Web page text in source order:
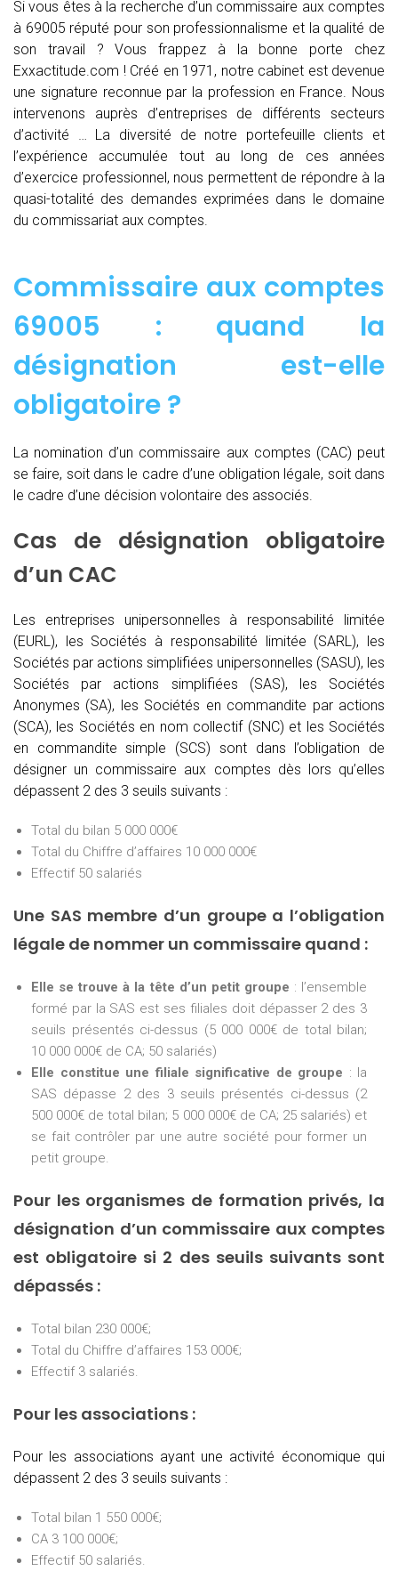
Si vous êtes à la recherche d’un commissaire aux comptes
à 69005 réputé pour son professionnalisme et la qualité de
son travail ? Vous frappez à la bonne porte chez
Exxactitude.com ! Créé en 1971, notre cabinet est devenue
une signature reconnue par la profession en France. Nous
intervenons auprès d’entreprises de différents secteurs
d’activité … La diversité de notre portefeuille clients et
l’expérience accumulée tout au long de ces années
d’exercice professionnel, nous permettent de répondre à la
quasi-totalité des demandes exprimées dans le domaine
du commissariat aux comptes.
Commissaire aux comptes
69005 : quand la
désignation est-elle
obligatoire ?
La nomination d’un commissaire aux comptes (CAC) peut
se faire, soit dans le cadre d’une obligation légale, soit dans
le cadre d’une décision volontaire des associés.
Cas de désignation obligatoire
d’un CAC
Les entreprises unipersonnelles à responsabilité limitée
(EURL), les Sociétés à responsabilité limitée (SARL), les
Sociétés par actions simplifiées unipersonnelles (SASU), les
Sociétés par actions simplifiées (SAS), les Sociétés
Anonymes (SA), les Sociétés en commandite par actions
(SCA), les Sociétés en nom collectif (SNC) et les Sociétés
en commandite simple (SCS) sont dans l’obligation de
désigner un commissaire aux comptes dès lors qu’elles
dépassent 2 des 3 seuils suivants :
Total du bilan 5 000 000€
Total du Chiffre d’affaires 10 000 000€
Effectif 50 salariés
Une SAS membre d’un groupe a l’obligation
légale de nommer un commissaire quand :
Elle se trouve à la tête d’un petit groupe : l’ensemble
formé par la SAS est ses filiales doit dépasser 2 des 3
seuils présentés ci-dessus (5 000 000€ de total bilan;
10 000 000€ de CA; 50 salariés)
Elle constitue une filiale significative de groupe : la
SAS dépasse 2 des 3 seuils présentés ci-dessus (2
500 000€ de total bilan; 5 000 000€ de CA; 25 salariés) et
se fait contrôler par une autre société pour former un
petit groupe.
Pour les organismes de formation privés, la
désignation d’un commissaire aux comptes
est obligatoire si 2 des seuils suivants sont
dépassés :
Total bilan 230 000€;
Total du Chiffre d’affaires 153 000€;
Effectif 3 salariés.
Pour les associations :
Pour les associations ayant une activité économique qui
dépassent 2 des 3 seuils suivants :
Total bilan 1 550 000€;
CA 3 100 000€;
Effectif 50 salariés.